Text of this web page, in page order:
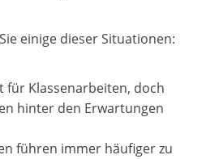
einige dieser Situationen:
für Klassenarbeiten, doch
hinter den Erwartungen
führen immer häufiger zu